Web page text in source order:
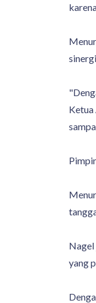
Ketua
Nagel
yang